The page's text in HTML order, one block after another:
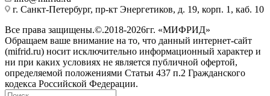
г. Санкт-Петербург, пр-кт Энергетиков, д. 19, корп. 1, каб. 10
Все права защищены.©.2018-2026гг. «МИФРИД»
Обращаем ваше внимание на то, что данный интернет-сайт
(mifrid.ru) носит исключительно информационный характер и
ни при каких условиях не является публичной офертой,
определяемой положениями Статьи 437 п.2 Гражданского
кодекса Российской Федерации.